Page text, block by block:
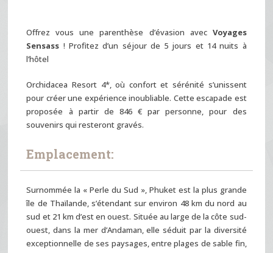
Offrez vous une parenthèse d’évasion avec Voyages
Sensass ! Profitez d’un séjour de 5 jours et 14 nuits à
l’hôtel
Orchidacea Resort 4*, où confort et sérénité s’unissent
pour créer une expérience inoubliable. Cette escapade est
proposée à partir de 846 € par personne, pour des
souvenirs qui resteront gravés.
Emplacement:
Surnommée la « Perle du Sud », Phuket est la plus grande
île de Thaïlande, s’étendant sur environ 48 km du nord au
sud et 21 km d’est en ouest. Située au large de la côte sud-
ouest, dans la mer d’Andaman, elle séduit par la diversité
exceptionnelle de ses paysages, entre plages de sable fin,